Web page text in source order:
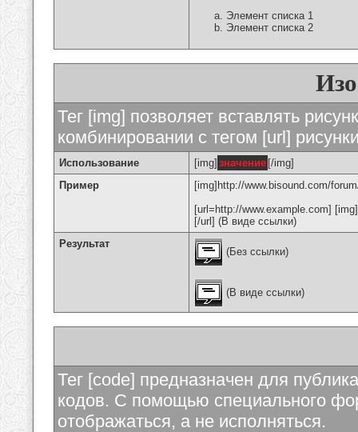
Элемент списка 1
Элемент списка 2
Тег [img] позволяет вставлять
комбинировании с тегом [url]
Использование [img] значение [/img]
Пример
[img]http://www.bisound.com/
[url=http://www.example.com]
[/url] (В виде ссылки)
Результат
(Без ссылки)
(В виде ссылки)
Тег [code] предназначен для
кодов. С помощью специального
отображаться, а не исполняться.